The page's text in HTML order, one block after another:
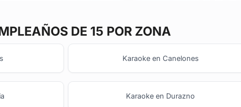
DE 15 POR ZONA
Karaoke en Canelones
Karaoke en Durazno